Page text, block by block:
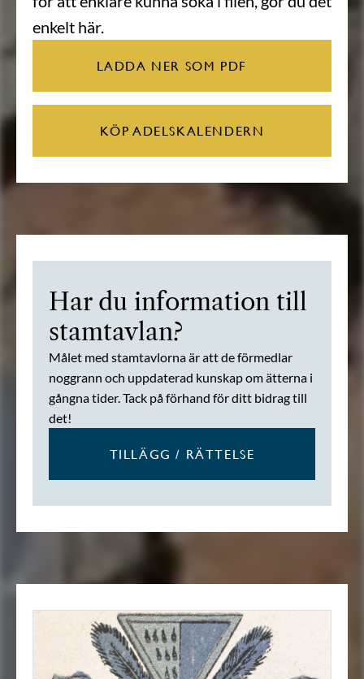
enkelt här.
LADDA NER SOM PDF
KÖP ADELSKALENDERN
Har du information till
stamtavlan?
Målet med stamtavlorna är att de förmedlar
noggrann och uppdaterad kunskap om ätterna i
gångna tider. Tack på förhand för ditt bidrag till
det!
TILLÄGG / RÄTTELSE